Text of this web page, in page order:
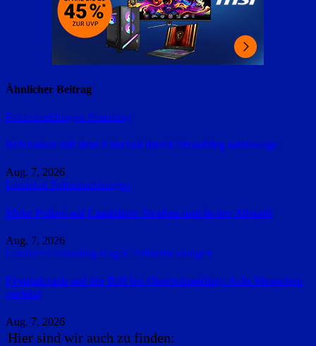
Ähnlicher Beitrag
Polizeimeldungen Straubing
Betrunken mit dem Fahrrad durch Straubing unterwegs
Aug. 7, 2026
Landshut Polizeimeldungen
Mehr Polizei auf Landshuts Straßen und in der Altstadt
Aug. 7, 2026
Landkreis Straubing-Bogen Polizeimeldungen
Frontalcrash auf der B20 bei Oberschneiding: Acht Menschen
verletzt
Aug. 7, 2026
Hier sind wir auch zu finden: